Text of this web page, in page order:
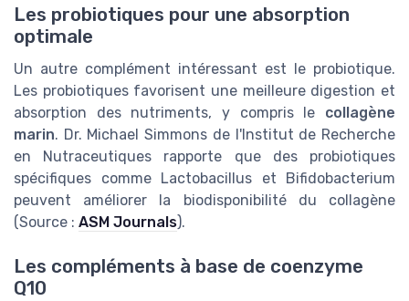
Les probiotiques pour une absorption
optimale
Un autre complément intéressant est le probiotique.
Les probiotiques favorisent une meilleure digestion et
absorption des nutriments, y compris le collagène
marin. Dr. Michael Simmons de l'Institut de Recherche
en Nutraceutiques rapporte que des probiotiques
spécifiques comme Lactobacillus et Bifidobacterium
peuvent améliorer la biodisponibilité du collagène
(Source : ASM Journals).
Les compléments à base de coenzyme
Q10